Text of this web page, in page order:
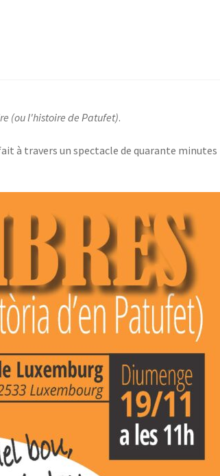
(ou l'histoire de Patufet).
à travers un spectacle de quarante minutes